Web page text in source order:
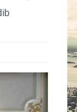
Azərbaycan